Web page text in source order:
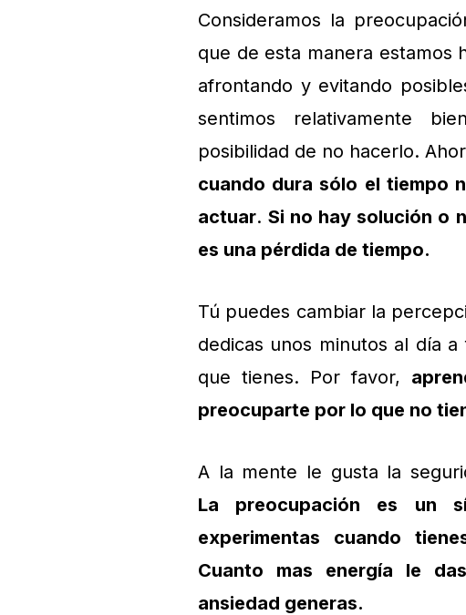
Consideramos la
que de esta manera estamos
afrontando y evitando
sentimos relativamente
posibilidad de no hacerlo.
cuando dura sólo el tiempo
actuar.Si no hay solución o
es una pérdida de tiempo.
Tú puedes cambiar la
dedicas unos minutos al día
que tienes. Por favor,
preocuparte por lo que no
A la mente le gusta la
La preocupación es un
experimentas cuando
Cuanto mas energía le
ansiedad generas.